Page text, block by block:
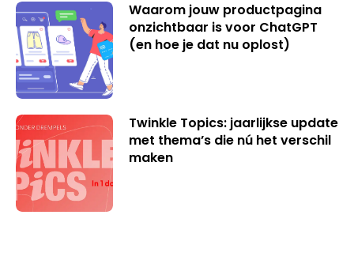
Waarom jouw productpagina
onzichtbaar is voor ChatGPT
(en hoe je dat nu oplost)
Twinkle Topics: jaarlijkse update
met thema’s die nú het verschil
maken